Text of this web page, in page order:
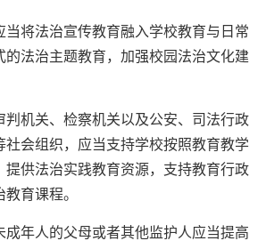
当将法治宣传教育融入学校教育与日常
的法治主题教育，加强校园法治文化建
机关、检察机关以及公安、司法行政
社会组织，应当支持学校按照教育教学
提供法治实践教育资源，支持教育行政
育课程。
年人的父母或者其他监护人应当提高